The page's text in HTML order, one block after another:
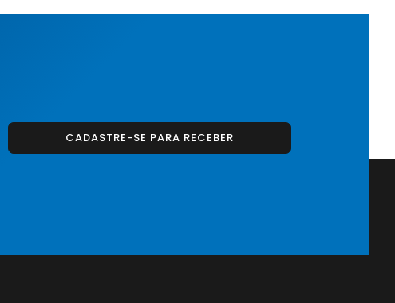
CADASTRE-SE PARA RECEBER